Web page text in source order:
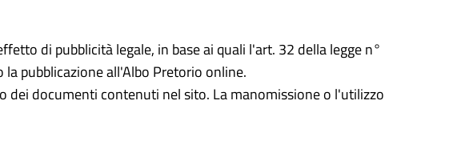
di pubblicità legale, in base ai quali l'art. 32 della legge n°
pubblicazione all'Albo Pretorio online.
dei documenti contenuti nel sito. La manomissione o l'utilizzo